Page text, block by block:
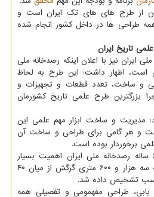
از طرح های های تک ایران است و
طراحی ها در داخل کشور انجام شده
تاریخ ایران
ایران نیز با اعلان اینکه رصدخانه ملی
است، اظهار داشت: این طرح به لحاظ
و ساخت، تعدد قطعات و تجهیزات و
بزرگترین طرح علمی تاریخ کشورمان
مدیریت و ساخت ابزار مهم علمی این
و هر گامی برای طراحی و ساخت آن
برخوردار بوده است.
وی اشاره کرد: مکان یابی ۶ ساله رصدخانه ملی ایران اهمیت بسیار
زیادی داشت و در نهایت قله سه هزار و ۶۰۰ متری گرگش از میان ۴۰
تشخیص داده شد.
یابی، طراحی مفهمومی و تفصیلی همه